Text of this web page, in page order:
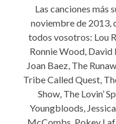
Las canciones más
noviembre de 2013,
todos vosotros: Lou
Ronnie Wood, David
Joan Baez, The
Tribe Called Quest,
Show, The Lovin’
Youngbloods,